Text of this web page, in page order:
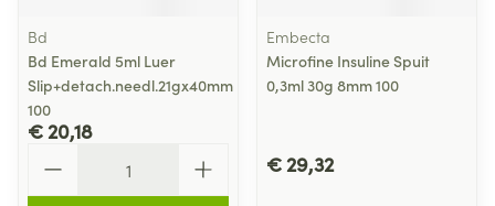
Bd
Bd Emerald 5ml Luer
Slip+detach.needl.21gx40mm
100
€ 20,18
Embecta
Microfine Insuline Spuit
0,3ml 30g 8mm 100
€ 29,32